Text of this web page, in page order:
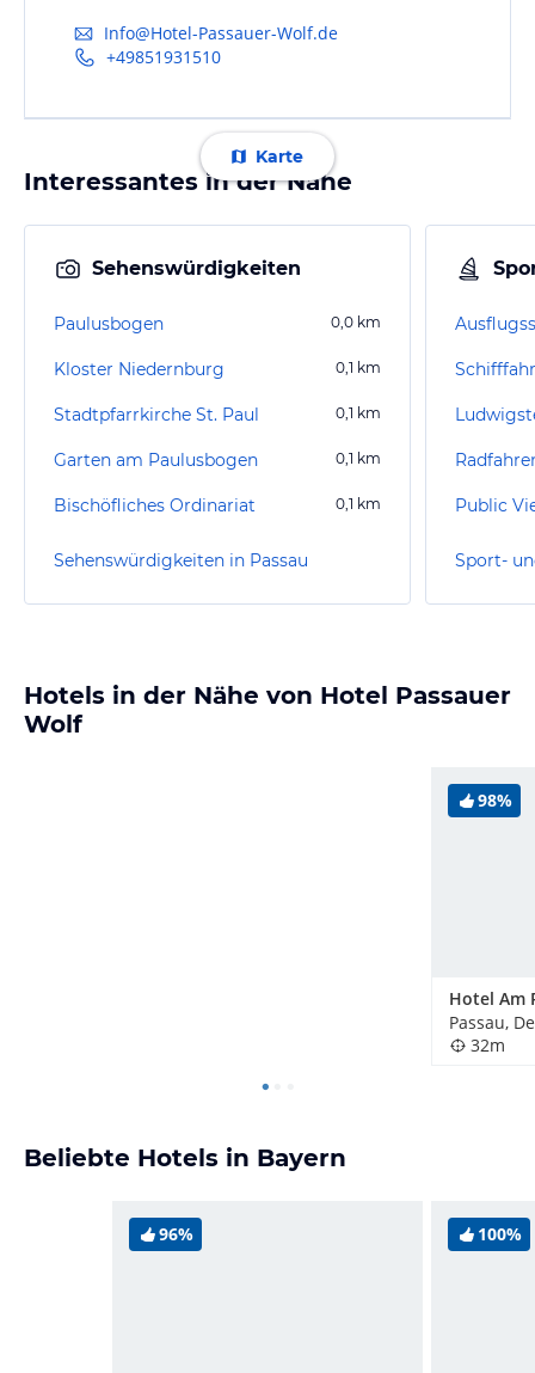
Info@Hotel-Passauer-Wolf.de
+49851931510
Karte
Interessantes in der Nähe
Sehenswürdigkeiten
Paulusbogen 0,0 km
Kloster Niedernburg 0,1 km
Stadtpfarrkirche St. Paul 0,1 km
Garten am Paulusbogen 0,1 km
Bischöfliches Ordinariat 0,1 km
Sehenswürdigkeiten in Passau
Public
Sport-
Hotels in der Nähe von Hotel Passauer
Wolf
98%
Passau,
32m
Beliebte Hotels in Bayern
96% 100%